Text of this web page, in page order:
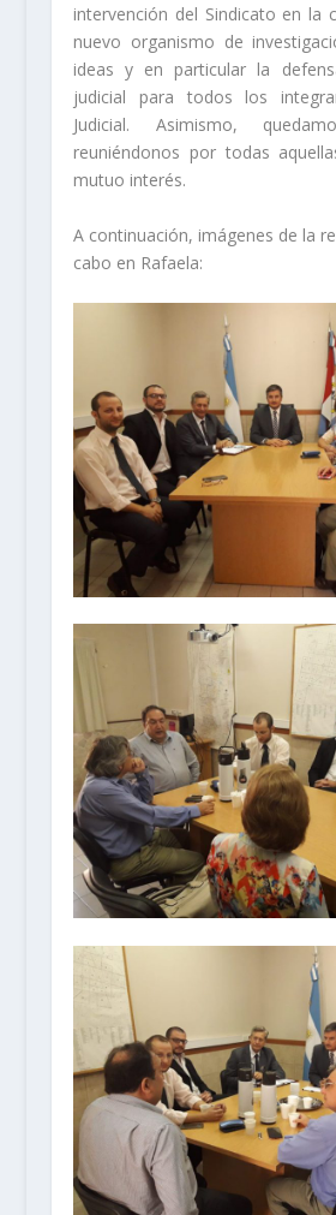
intervención del Sindicato en la
nuevo organismo de
ideas y en particular la
judicial para todos los
Judicial. Asimismo,
reuniéndonos por todas
mutuo interés.
A continuación, imágenes de la
cabo en Rafaela: